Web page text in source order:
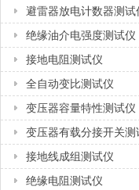
避雷器放电计数器测试
绝缘油介电强度测试仪
接地电阻测试仪
全自动变比测试仪
变压器容量特性测试仪
变压器有载分接开关测
接地线成组测试仪
绝缘电阻测试仪